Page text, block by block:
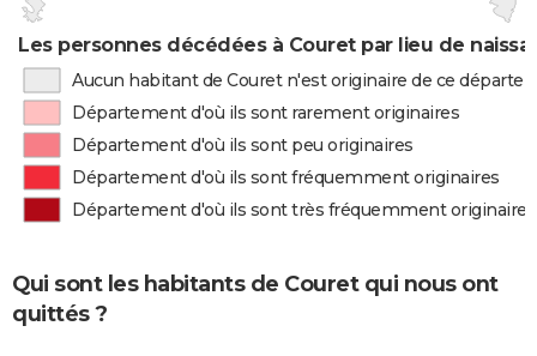
Les personnes décédées à Couret par lieu de
Aucun habitant de Couret n'est originaire de ce
Département d'où ils sont rarement originaires
Département d'où ils sont peu originaires
Département d'où ils sont fréquemment originaires
Département d'où ils sont très fréquemment originaires
Qui sont les habitants de Couret qui nous ont
quittés ?